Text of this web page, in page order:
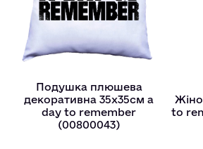
Подушка плюшева
декоративна 35х35см a
day to remember
(00800043)
to